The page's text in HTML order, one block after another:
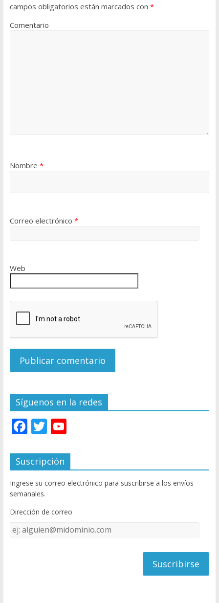
campos obligatorios están marcados con *
Comentario
Nombre *
Correo electrónico *
Web
Síguenos en la redes
F
e
b
o
o
k
T
itt
er
Y
u
T
u
e
C
Suscripción
Ingrese su correo electrónico para suscribirse a los envíos
semanales.
Dirección de correo
Dirección